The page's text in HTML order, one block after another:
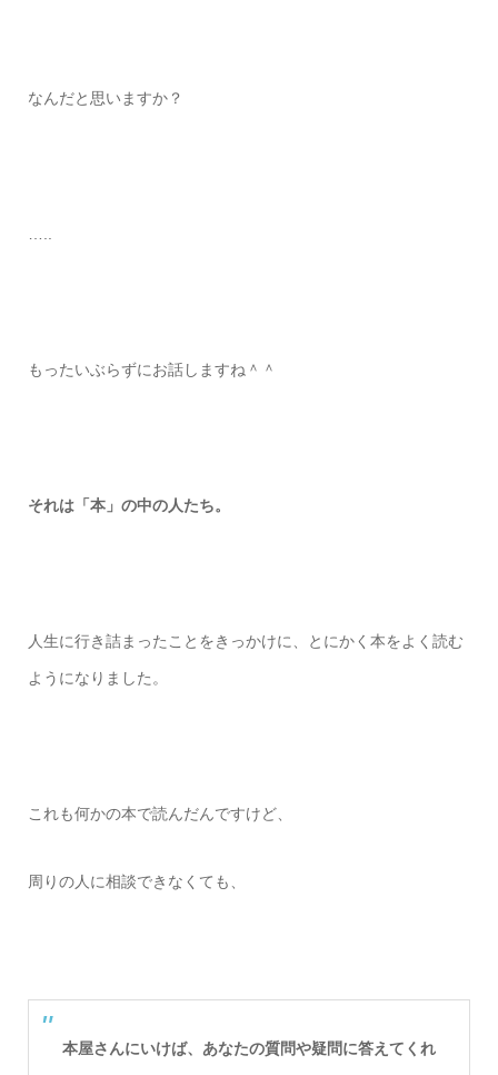
なんだと思いますか？
…..
もったいぶらずにお話しますね＾＾
それは「本」の中の人たち。
人生に行き詰まったことをきっかけに、 とにかく本をよく読む
ようになりました。
これも何かの本で読んだんですけど、
周りの人に相談できなくても、
本屋さんにいけば、 あなたの質問や疑問に答えてくれ